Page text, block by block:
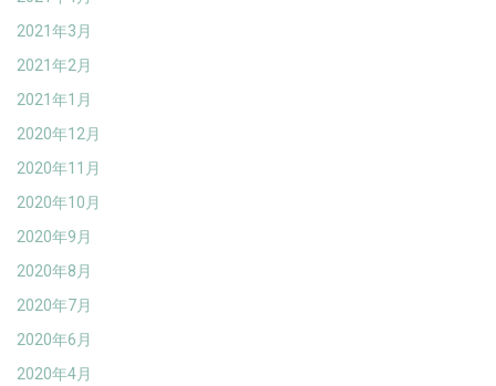
2021年3月
2021年2月
2021年1月
2020年12月
2020年11月
2020年10月
2020年9月
2020年8月
2020年7月
2020年6月
2020年4月